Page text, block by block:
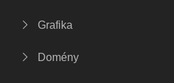
Grafika
Domény